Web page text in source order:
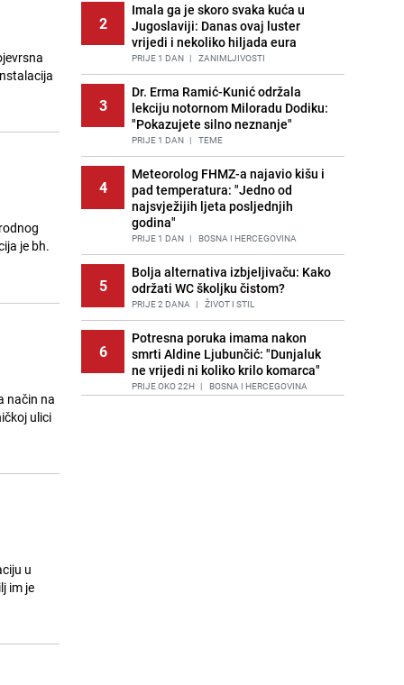
je bh.
način na
ulici
u
im je
2
Imala ga je skoro svaka kuća u
Jugoslaviji: Danas ovaj luster
vrijedi i nekoliko hiljada eura
PRIJE 1 DAN | ZANIMLJIVOSTI
3
Dr. Erma Ramić-Kunić održala
lekciju notornom Miloradu Dodiku:
"Pokazujete silno neznanje"
PRIJE 1 DAN | TEME
4
Meteorolog FHMZ-a najavio kišu i
pad temperatura: "Jedno od
najsvježijih ljeta posljednjih
godina"
PRIJE 1 DAN | BOSNA I HERCEGOVINA
5
Bolja alternativa izbjeljivaču: Kako
održati WC školjku čistom?
PRIJE 2 DANA | ŽIVOT I STIL
6
Potresna poruka imama nakon
smrti Aldine Ljubunčić: "Dunjaluk
ne vrijedi ni koliko krilo komarca"
PRIJE OKO 22H | BOSNA I HERCEGOVINA